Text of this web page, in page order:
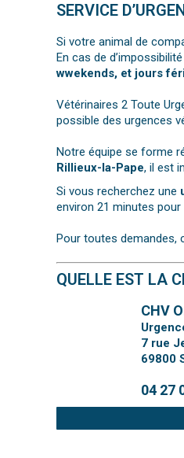
SERVICE
Si votre animal de
En cas de
wwekends, et jours
Vétérinaires 2 Toute
possible des urgences
Notre équipe se forme
Rillieux-la-Pape, il est
Si vous recherchez une
environ 21 minutes
Pour toutes demandes,
QUELLE EST LA
CHV
7 rue
69800
04 27